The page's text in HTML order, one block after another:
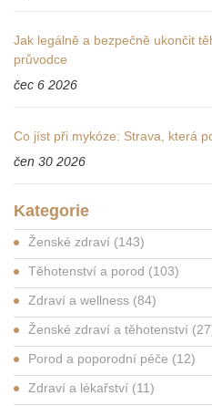
Jak legálně a bezpečně ukončit
průvodce
čec 6 2026
Co jíst při mykóze: Strava, která
čen 30 2026
Kategorie
Ženské zdraví (143)
Těhotenství a porod (103)
Zdraví a wellness (84)
Ženské zdraví a těhotenství
Porod a poporodní péče (12)
Zdraví a lékařství (11)